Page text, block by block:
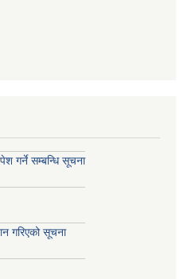
गर्ने सम्बन्धि सूचना
गरिएको सूचना